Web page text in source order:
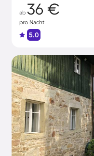
ab 36 €
pro Nacht
5.0